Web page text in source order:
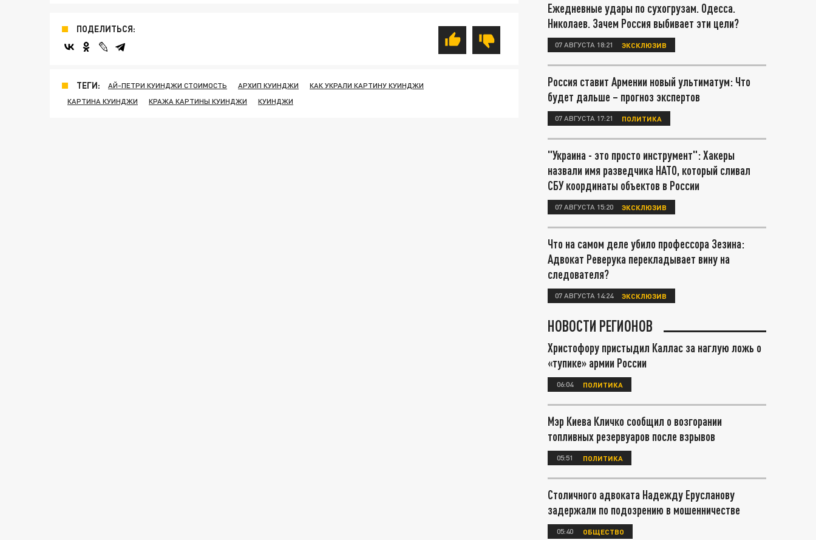
ПОДЕЛИТЬСЯ:
ТЕГИ: АЙ-ПЕТРИ КУИНДЖИ СТОИМОСТЬ АРХИП КУИНДЖИ
КАК УКРАЛИ КАРТИНУ КУИНДЖИ
КАРТИНА КУИНДЖИ
КРАЖА КАРТИНЫ КУИНДЖИ КУИНДЖИ
Ежедневные удары по сухогрузам. Одесса.
Николаев. Зачем Россия выбивает эти цели?
07 АВГУСТА 18:21 ЭКСКЛЮЗИВ
Россия ставит Армении новый ультиматум: Что
будет дальше – прогноз экспертов
07 АВГУСТА 17:21 ПОЛИТИКА
"Украина - это просто инструмент": Хакеры
назвали имя разведчика НАТО, который сливал
СБУ координаты объектов в России
07 АВГУСТА 15:20 ЭКСКЛЮЗИВ
Что на самом деле убило профессора Зезина:
Адвокат Реверука перекладывает вину на
следователя?
07 АВГУСТА 14:24 ЭКСКЛЮЗИВ
НОВОСТИ РЕГИОНОВ
Христофору пристыдил Каллас за наглую ложь о
«тупике» армии России
06:04 ПОЛИТИКА
Мэр Киева Кличко сообщил о возгорании
топливных резервуаров после взрывов
05:51 ПОЛИТИКА
Столичного адвоката Надежду Ерусланову
задержали по подозрению в мошенничестве
05:40 ОБЩЕСТВО